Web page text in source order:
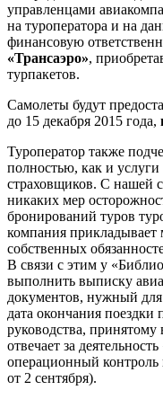
управленцами
на туроператора и на
финансовую
«Трансаэро»,
турпакетов.
Самолеты будут
до 15 декабря 2015 года,
Туроператор также
полностью, как и
страховщиков. С нашей
никаких мер
бронирований туров
компания прикладывает
собственных
В связи с этим у
выполнить выписку
документов, нужный
дата окончания
руководства, принятому
отвечает за
операционный контроль
от 2 сентября).